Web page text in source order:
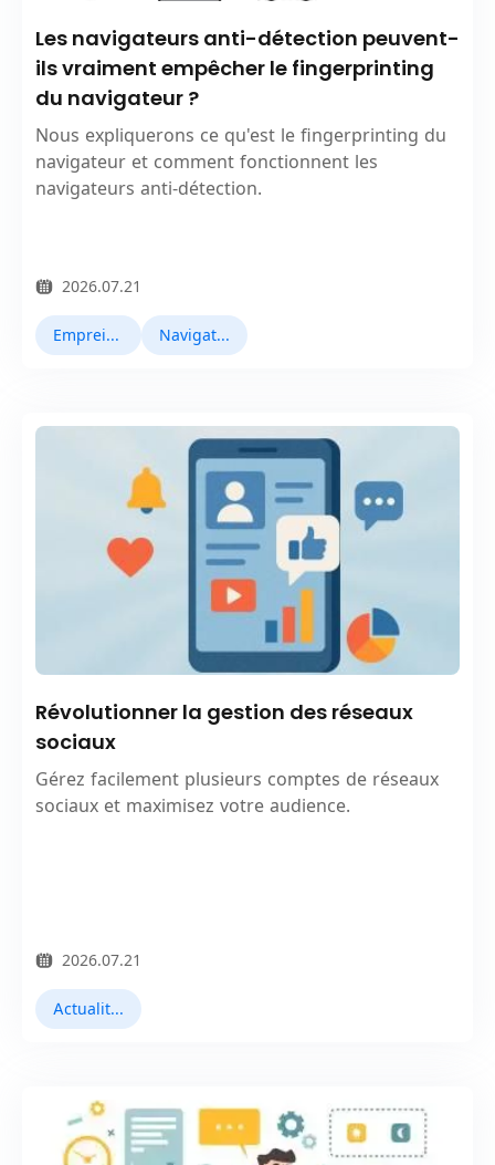
Les navigateurs anti-détection peuvent-
ils vraiment empêcher le fingerprinting
du navigateur ?
Nous expliquerons ce qu'est le fingerprinting du
navigateur et comment fonctionnent les
navigateurs anti-détection.
2026.07.21
Empreinte Navigateur Navigateurs Antidetect
Révolutionner la gestion des réseaux
sociaux
Gérez facilement plusieurs comptes de réseaux
sociaux et maximisez votre audience.
2026.07.21
Actualités en Vedette